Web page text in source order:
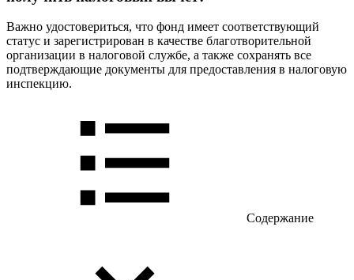
Важно удостовериться, что фонд имеет соответствующий
статус и зарегистрирован в качестве благотворительной
организации в налоговой службе, а также сохранять все
подтверждающие документы для предоставления в налоговую
инспекцию.
Содержание